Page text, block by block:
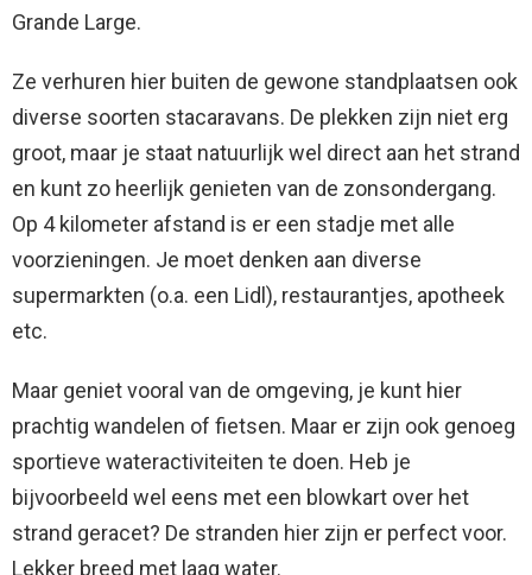
Grande Large.
Ze verhuren hier buiten de gewone standplaatsen ook
diverse soorten stacaravans. De plekken zijn niet erg
groot, maar je staat natuurlijk wel direct aan het strand
en kunt zo heerlijk genieten van de zonsondergang.
Op 4 kilometer afstand is er een stadje met alle
voorzieningen. Je moet denken aan diverse
supermarkten (o.a. een Lidl), restaurantjes, apotheek
etc.
Maar geniet vooral van de omgeving, je kunt hier
prachtig wandelen of fietsen. Maar er zijn ook genoeg
sportieve wateractiviteiten te doen. Heb je
bijvoorbeeld wel eens met een blowkart over het
strand geracet? De stranden hier zijn er perfect voor.
Lekker breed met laag water.